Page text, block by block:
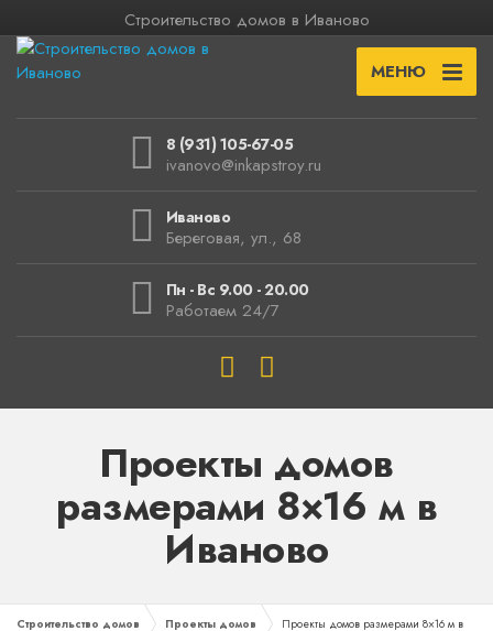
Строительство домов в Иваново
МЕНЮ
8 (931) 105-67-05
ivanovo@inkapstroy.ru
Иваново
Береговая, ул., 68
Пн - Вс 9.00 - 20.00
Работаем 24/7
Проекты домов
размерами 8×16 м в
Иваново
Строительство домов Проекты домов
Проекты домов размерами 8×16 м в